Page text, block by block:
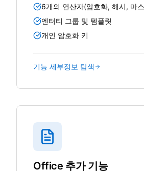
6개의 연산자(암호화, 해시, 마
엔터티 그룹 및 템플릿
개인 암호화 키
기능 세부정보 탐색
Office 추가 기능